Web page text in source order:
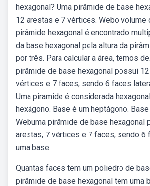
hexagonal? Uma pirâmide de base
12 arestas e 7 vértices. Webo volume
pirâmide hexagonal é encontrado
da base hexagonal pela altura da
por três. Para calcular a área, temos
pirâmide de base hexagonal possui
vértices e 7 faces, sendo 6 faces
Uma piramide é considerada
hexágono. Base é um heptágono.
Webuma pirâmide de base hexagonal
arestas, 7 vértices e 7 faces, sendo 6
uma base.
Quantas faces tem um poliedro de
pirâmide de base hexagonal tem uma